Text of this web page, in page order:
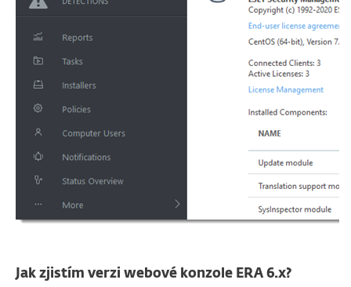
Jak zjistím verzi webové konzole ERA 6.x?